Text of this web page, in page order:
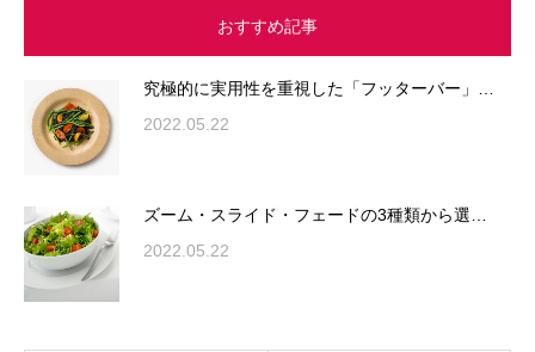
おすすめ記事
究極的に実用性を重視した「フッターバー」…
2022.05.22
ズーム・スライド・フェードの3種類から選…
2022.05.22